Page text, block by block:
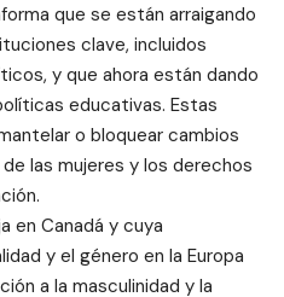
que se están arraigando
clave, incluidos
y que ahora están dando
educativas. Estas
o bloquear cambios
las mujeres y los derechos
en Canadá y cuya
y el género en la Europa
a la masculinidad y la